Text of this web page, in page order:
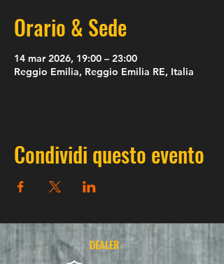
Orario & Sede
14 mar 2026, 19:00 – 23:00
Reggio Emilia, Reggio Emilia RE, Italia
Condividi questo evento
DEALER